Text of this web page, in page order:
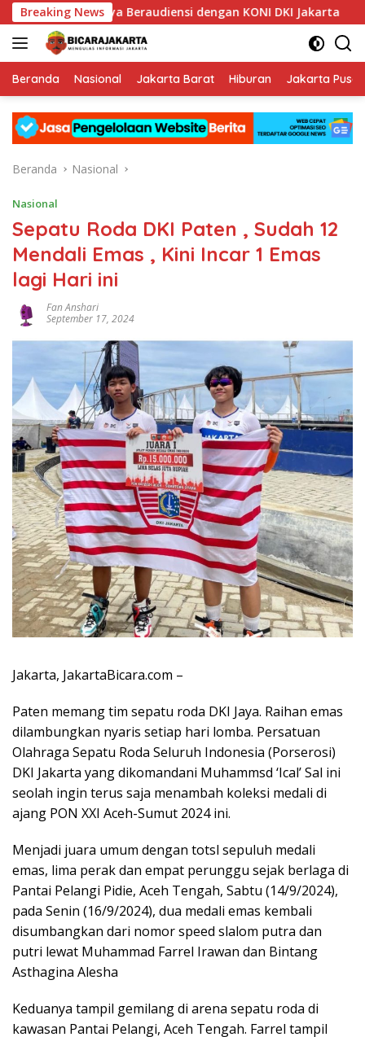
Langsung
ke
konten
Breaking News
PWI Jaya Beraudiensi dengan KONI DKI Jakarta
Beranda Nasional Jakarta Barat Hiburan Jakarta Pusat
Beranda Nasional
Nasional
Sepatu Roda DKI Paten , Sudah 12
Mendali Emas , Kini Incar 1 Emas
lagi Hari ini
Fan Anshari
September 17, 2024
Jakarta, JakartaBicara.com –
Paten memang tim sepatu roda DKI Jaya. Raihan emas
dilambungkan nyaris setiap hari lomba. Persatuan
Olahraga Sepatu Roda Seluruh Indonesia (Porserosi)
DKI Jakarta yang dikomandani Muhammsd ‘Ical’ Sal ini
seolah ingin terus saja menambah koleksi medali di
ajang PON XXI Aceh-Sumut 2024 ini.
Menjadi juara umum dengan totsl sepuluh medali
emas, lima perak dan empat perunggu sejak berlaga di
Pantai Pelangi Pidie, Aceh Tengah, Sabtu (14/9/2024),
pada Senin (16/9/2024), dua medali emas kembali
disumbangkan dari nomor speed slalom putra dan
putri lewat Muhammad Farrel Irawan dan Bintang
Asthagina Alesha
Keduanya tampil gemilang di arena sepatu roda di
kawasan Pantai Pelangi, Aceh Tengah. Farrel tampil